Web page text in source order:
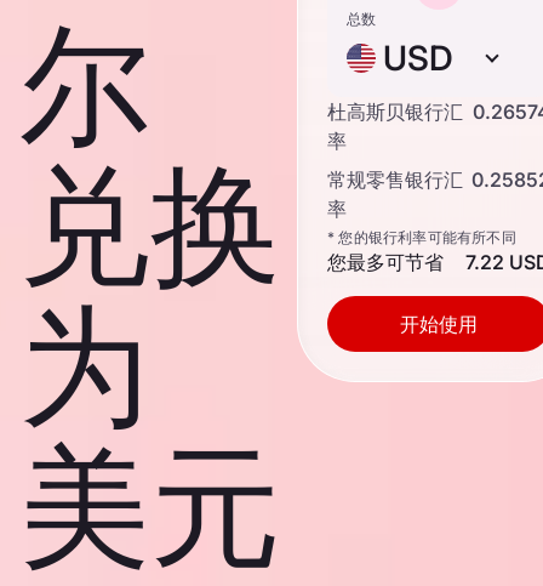
尔
兑换
为
美元
总数
USD
杜高斯贝银行汇
率
常规零售银行汇
率
* 您的银行利率可能有所不同
您最多可节省 7.22
开始使用